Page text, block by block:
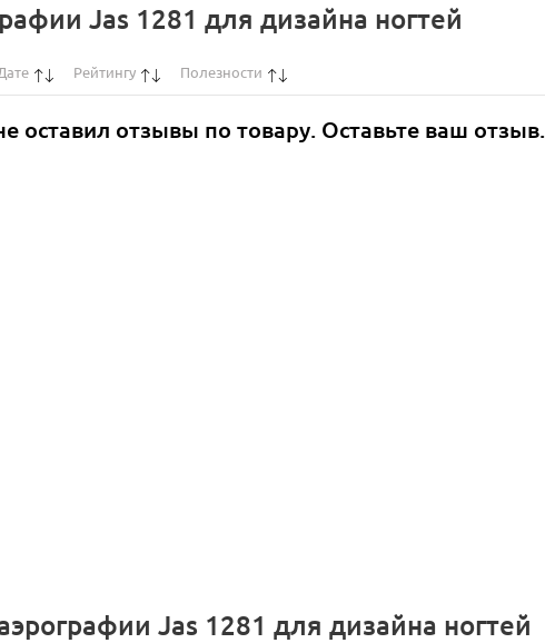
Jas 1281 для дизайна ногтей
Рейтингу Полезности
оставил отзывы по товару. Оставьте ваш отзыв.
Jas 1281 для дизайна ногтей